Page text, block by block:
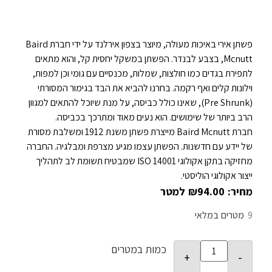
הרב ביותר של שימושים. הוא נעים מאוד ומתרכך בכביסה.
ייצור אקולוגי הוליסטי.
₪94.00
9 במלאי
כמות במטרים